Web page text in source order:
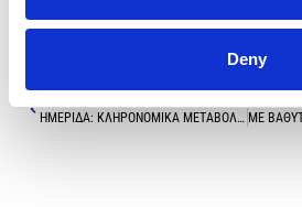
Deny
ΗΜΕΡΙΔΑ: ΚΛΗΡΟΝΟΜΙΚΑ ΜΕΤΑΒΟΛΙΚΑ ΝΟΣΗΜΑΤΑ – ΧΤΙΖΟΝΤΑΣ ΓΕΦΥΡΕΣ ΓΙΑ ΕΝΑ ΚΑΛΥΤΕΡΟ ΑΥΡΙΟ